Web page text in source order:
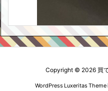
Copyright © 2026 買
WordPress Luxeritas